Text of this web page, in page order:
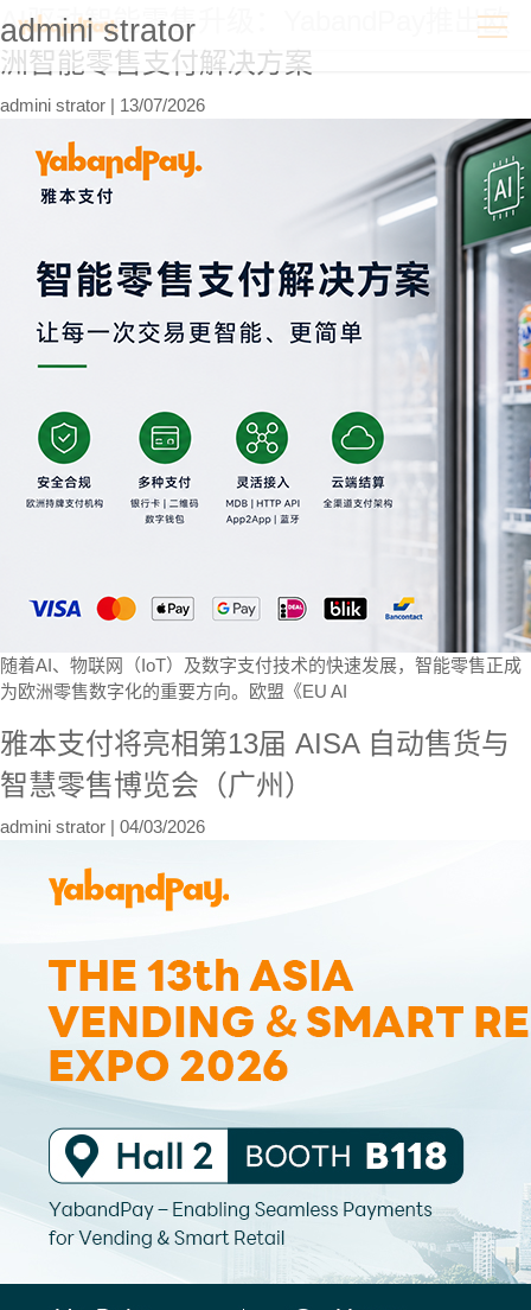
to
the
admini strator
AI驱动智能零售升级：YabandPay推出欧
洲智能零售支付解决方案
admini strator | 13/07/2026
随着AI、物联网（IoT）及数字支付技术的快速发展，智能零售正成
为欧洲零售数字化的重要方向。欧盟《EU AI
雅本支付将亮相第13届 AISA 自动售货与
智慧零售博览会（广州）
admini strator | 04/03/2026